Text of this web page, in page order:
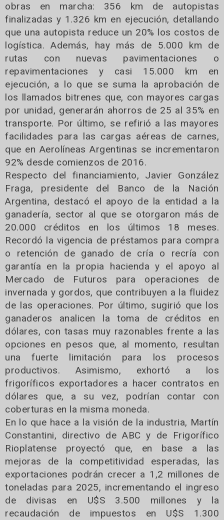
obras en marcha: 356 km de autopistas
finalizadas y 1.326 km en ejecución, detallando
que una autopista reduce un 20% los costos de
logística. Además, hay más de 5.000 km de
rutas con nuevas pavimentaciones o
repavimentaciones y casi 15.000 km en
ejecución, a lo que se suma la aprobación de
los llamados bitrenes que, con mayores cargas
por unidad, generarán ahorros de 25 al 35% en
transporte. Por último, se refirió a las mayores
facilidades para las cargas aéreas de carnes,
que en Aerolíneas Argentinas se incrementaron
92% desde comienzos de 2016.
Respecto del financiamiento, Javier González
Fraga, presidente del Banco de la Nación
Argentina, destacó el apoyo de la entidad a la
ganadería, sector al que se otorgaron más de
20.000 créditos en los últimos 18 meses.
Recordó la vigencia de préstamos para compra
o retención de ganado de cría o recría con
garantía en la propia hacienda y el apoyo al
Mercado de Futuros para operaciones de
invernada y gordos, que contribuyen a la fluidez
de las operaciones. Por último, sugirió que los
ganaderos analicen la toma de créditos en
dólares, con tasas muy razonables frente a las
opciones en pesos que, al momento, resultan
una fuerte limitación para los procesos
productivos. Asimismo, exhortó a los
frigoríficos exportadores a hacer contratos en
dólares que, a su vez, podrían contar con
coberturas en la misma moneda.
En lo que hace a la visión de la industria, Martín
Constantini, directivo de ABC y de Frigorífico
Rioplatense proyectó que, en base a las
mejoras de la competitividad esperadas, las
exportaciones podrán crecer a 1,2 millones de
toneladas para 2025, incrementando el ingreso
de divisas en U$S 3.500 millones y la
recaudación de impuestos en U$S 1.300